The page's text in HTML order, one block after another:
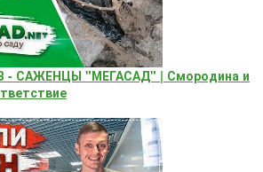
САЖЕНЦЫ "МЕГАСАД" | Смородина и